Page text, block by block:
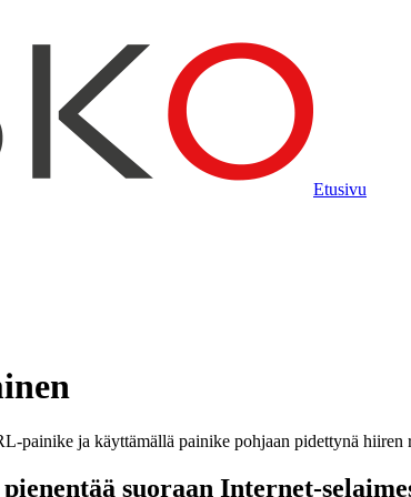
Etusivu
suoraan Internet-